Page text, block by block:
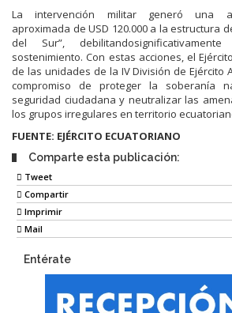
La intervención militar generó una
aproximada de USD 120.000 a la estructura
del Sur”,
sostenimiento. Con estas acciones, el
de las unidades de la IV División de Ejército
compromiso de proteger la soberanía
seguridad ciudadana y neutralizar las
los grupos irregulares en territorio
FUENTE: EJÉRCITO ECUATORIANO
Comparte esta publicación:
Tweet
Compartir
Imprimir
Mail
Entérate